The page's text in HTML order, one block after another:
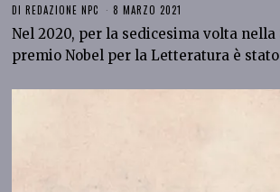
DIREDAZIONE NPC 8 MARZO 2021
Nel 2020, per la sedicesima volta
premio Nobel per la Letteratura è